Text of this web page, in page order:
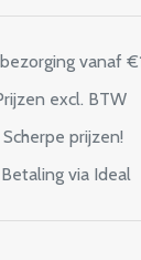
vanaf
excl. BTW
Scherpe prijzen!
Betaling via Ideal